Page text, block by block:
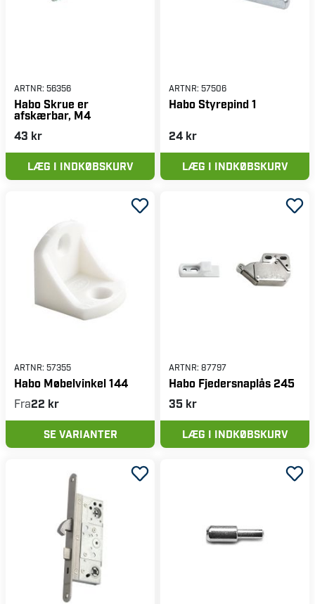
ARTNR: 56356
Habo Skrue er
afskærbar, M4
43 kr
LÆG I INDKØBSKURV
ARTNR: 57506
Habo Styrepind 1
24 kr
LÆG I INDKØBSKURV
ARTNR: 57355
Habo Møbelvinkel 144
Fra22 kr
SE VARIANTER
ARTNR: 87797
Habo Fjedersnaplås 245
35 kr
LÆG I INDKØBSKURV